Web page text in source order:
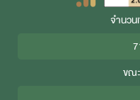
จำนวน
ขณ